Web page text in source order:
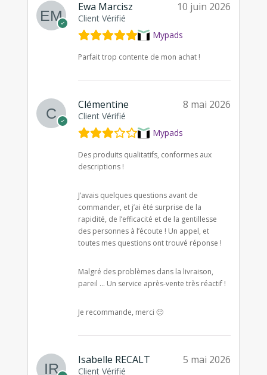
Ewa Marcisz
Client Vérifié
10 juin 2026
Mypads
Parfait trop contente de mon achat !
Clémentine
Client Vérifié
8 mai 2026
Mypads
Des produits qualitatifs, conformes aux
descriptions !
J’avais quelques questions avant de
commander, et j’ai été surprise de la
rapidité, de l’efficacité et de la gentillesse
des personnes à l’écoute ! Un appel, et
toutes mes questions ont trouvé réponse !
Malgré des problèmes dans la livraison,
pareil … Un service après-vente très réactif !
Je recommande, merci 🙂
Isabelle RECALT
Client Vérifié
5 mai 2026